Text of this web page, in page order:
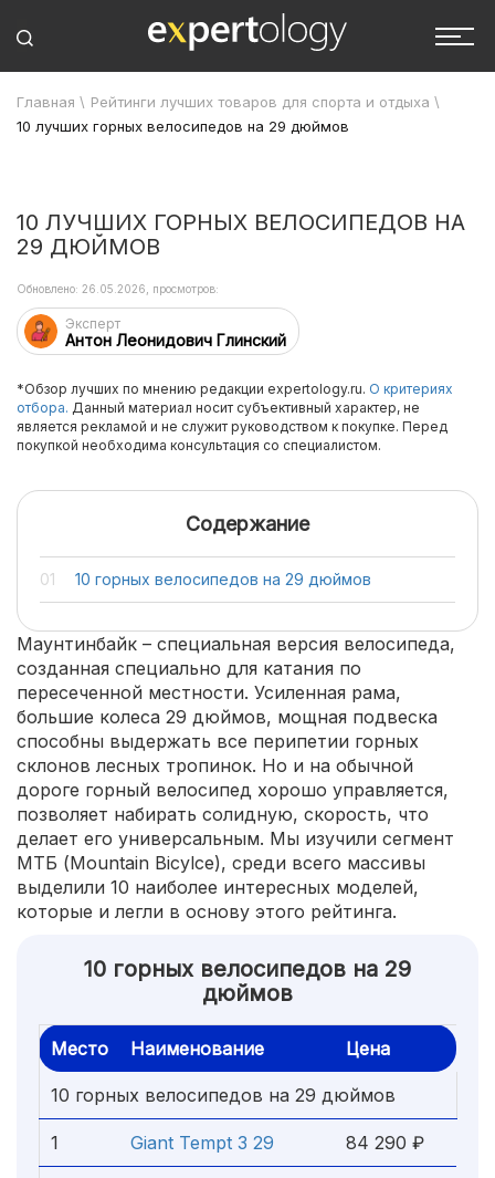
Главная \ Рейтинги лучших товаров для спорта и отдыха \
10 лучших горных велосипедов на 29 дюймов
10 ЛУЧШИХ ГОРНЫХ ВЕЛОСИПЕДОВ НА
29 ДЮЙМОВ
Эксперт
Антон Леонидович Глинский
Обновлено: 26.05.2026, просмотров:
*Обзор лучших по мнению редакции expertology.ru. О критериях
отбора. Данный материал носит субъективный характер, не
является рекламой и не служит руководством к покупке. Перед
покупкой необходима консультация со специалистом.
Содержание
10 горных велосипедов на 29 дюймов
Маунтинбайк – специальная версия велосипеда,
созданная специально для катания по
пересеченной местности. Усиленная рама,
большие колеса 29 дюймов, мощная подвеска
способны выдержать все перипетии горных
склонов лесных тропинок. Но и на обычной
дороге горный велосипед хорошо управляется,
позволяет набирать солидную, скорость, что
делает его универсальным. Мы изучили сегмент
МТБ (Mountain Bicylce), среди всего массивы
выделили 10 наиболее интересных моделей,
которые и легли в основу этого рейтинга.
10 горных велосипедов на 29
дюймов
Место Наименование Цена
10 горных велосипедов на 29 дюймов
1 Giant Tempt 3 29 84 290 ₽